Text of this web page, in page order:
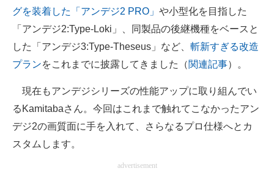
グを装着した「アンデジ2 PRO」 や小型化を目指した
「アンデジ2:Type-Loki」、同製品の後継機種をベースと
した「アンデジ3:Type-Theseus」など、 斬新すぎる改造
プランをこれまでに披露してきました（関連記事）。
現在もアンデジシリーズの性能アップに取り組んでい
るKamitabaさん。今回はこれまで触れてこなかったアン
デジ2の画質面に手を入れて、さらなるプロ仕様へとカ
スタムします。
advertisement